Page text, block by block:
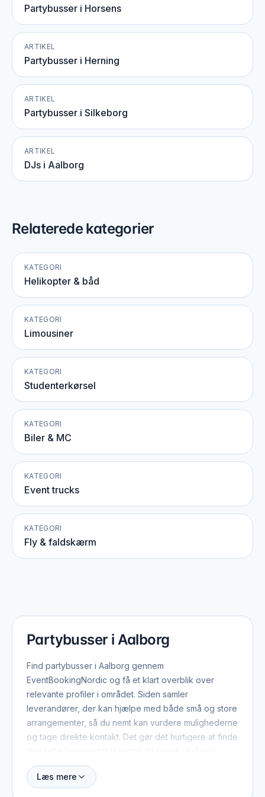
Partybusser i Horsens
ARTIKEL
Partybusser i Herning
ARTIKEL
Partybusser i Silkeborg
ARTIKEL
DJs i Aalborg
Relaterede kategorier
KATEGORI
Helikopter & båd
KATEGORI
Limousiner
KATEGORI
Studenterkørsel
KATEGORI
Biler & MC
KATEGORI
Event trucks
KATEGORI
Fly & faldskærm
Partybusser i Aalborg
Find partybusser i Aalborg gennem
EventBookingNordic og få et klart overblik over
relevante profiler i området. Siden samler
leverandører, der kan hjælpe med både små og store
arrangementer, så du nemt kan vurdere mulighederne
og tage direkte kontakt. Det gør det hurtigere at finde
Når du booker partybusser i Aalborg, er der typisk et
Læs mere